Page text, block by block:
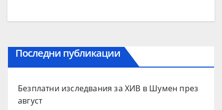
Последни публикации
Безплатни изследвания за ХИВ в Шумен през
август